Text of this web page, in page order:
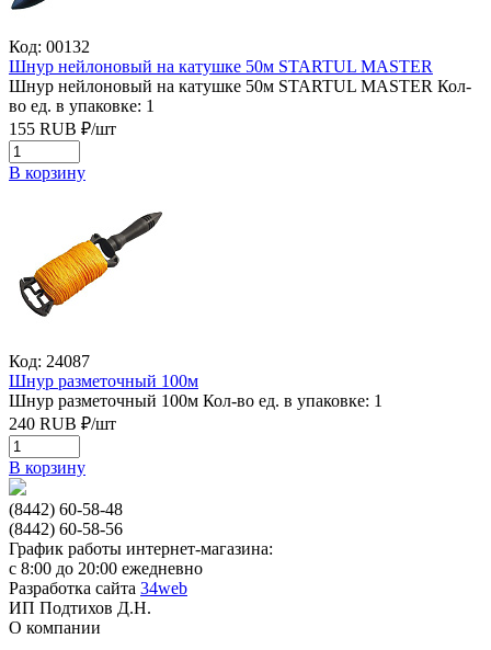
Код: 00132
Шнур нейлоновый на катушке 50м STARTUL MASTER
Шнур нейлоновый на катушке 50м STARTUL MASTER Кол-
во ед. в упаковке: 1
155 RUB ₽/шт
В корзину
Код: 24087
Шнур разметочный 100м
Шнур разметочный 100м Кол-во ед. в упаковке: 1
240 RUB ₽/шт
В корзину
(8442) 60-58-48
(8442) 60-58-56
График работы интернет-магазина:
с 8:00 до 20:00 ежедневно
Разработка сайта 34web
ИП Подтихов Д.Н.
О компании